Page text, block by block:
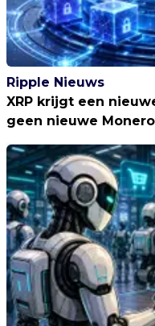
Ripple Nieuws
XRP krijgt een
geen nieuwe Monero